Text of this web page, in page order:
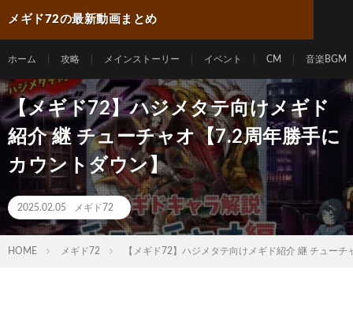
メギド72の最新動画まとめ
ホーム 攻略 メインストーリー イベント CM 音楽BGM
【メギド72】ハジメタテ向けメギド
紹介 継 チューチャオ【7.2周年勝手に
カウントダウン】
2025.02.05 メギド72
HOME メギド72 【メギド72】ハジメタテ向けメギド紹介 継 チュー